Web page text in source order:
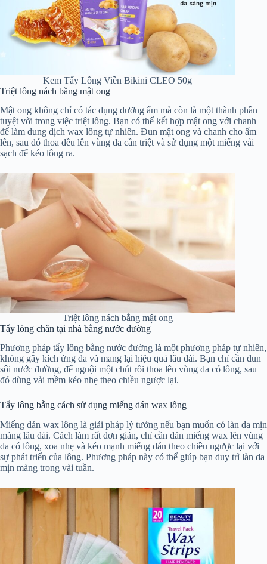
Kem Tẩy Lông Viền Bikini CLEO 50g
Triệt lông nách bằng mật ong
Mật ong không chỉ có tác dụng dưỡng ẩm mà còn là một thành phần
tuyệt vời trong việc triệt lông. Bạn có thể kết hợp mật ong với chanh
để làm dung dịch wax lông tự nhiên. Đun mật ong và chanh cho ấm
lên, sau đó thoa đều lên vùng da cần triệt và sử dụng một miếng vải
sạch để kéo lông ra.
Triệt lông nách bằng mật ong
Tẩy lông chân tại nhà bằng nước đường
Phương pháp tẩy lông bằng nước đường là một phương pháp tự nhiên,
không gây kích ứng da và mang lại hiệu quả lâu dài. Bạn chỉ cần đun
sôi nước đường, để nguội một chút rồi thoa lên vùng da có lông, sau
đó dùng vải mềm kéo nhẹ theo chiều ngược lại.
Tẩy lông bằng cách sử dụng miếng dán wax lông
Miếng dán wax lông là giải pháp lý tưởng nếu bạn muốn có làn da mịn
màng lâu dài. Cách làm rất đơn giản, chỉ cần dán miếng wax lên vùng
da có lông, xoa nhẹ và kéo mạnh miếng dán theo chiều ngược lại với
sự phát triển của lông. Phương pháp này có thể giúp bạn duy trì làn da
mịn màng trong vài tuần.